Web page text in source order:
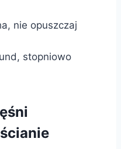
nie opuszczaj
stopniowo